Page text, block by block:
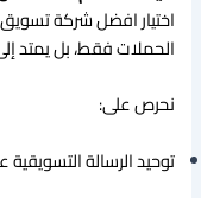
اختيار افضل شركة
الحملات فقط، بل يمتد
نحرص على:
توحيد الرسالة التسويقية